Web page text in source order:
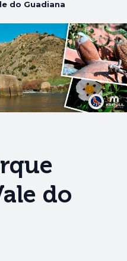
do Guadiana
do